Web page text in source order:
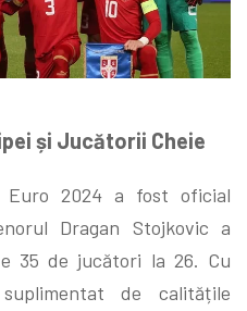
și Jucătorii Cheie
2024 a fost oficial
Dragan Stojkovic a
35 de jucători la 26. Cu
de calitățile